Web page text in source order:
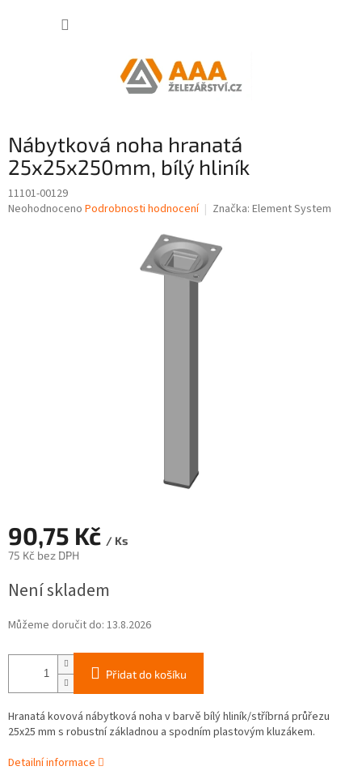
Nábytková noha hranatá
25x25x250mm, bílý hliník
11101-00129
Průměrné
Neohodnoceno Podrobnosti hodnocení Značka: Element System
90,75 Kč / Ks
75 Kč bez DPH
cena:
Není skladem
Můžeme doručit do: 13.8.2026
Přidat do košíku
Hranatá kovová nábytková noha v barvě bílý hliník/stříbrná průřezu
25x25 mm s robustní základnou a spodním plastovým kluzákem.
Detailní informace